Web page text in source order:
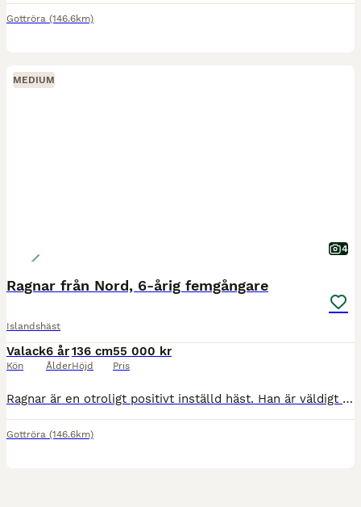
Gottröra (146.6km)
MEDIUM
4
Ragnar från Nord, 6-årig femgångare
Islandshäst
Valack
Kön
6 år
Ålder
136 cm
Höjd
55 000 kr
Pris
Ragnar är en otroligt positivt inställd häst. Han är väldigt lättlärd och tycker att allt nytt är roligt. Han är arbetsvillig, otroligt social och har ett mycket stabilt psyke. Han har stort förtroend
Gottröra (146.6km)